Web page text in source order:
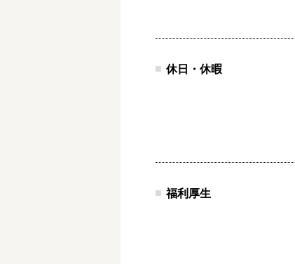
休日・休暇
福利厚生